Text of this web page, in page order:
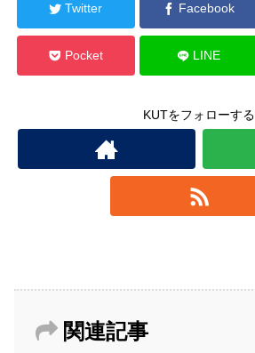
Twitter Facebook
Pocket LINE
KUTをフォローする
関連記事